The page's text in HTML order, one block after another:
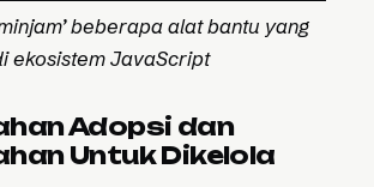
beberapa alat bantu yang
ekosistem JavaScript
Adopsi dan
Untuk Dikelola